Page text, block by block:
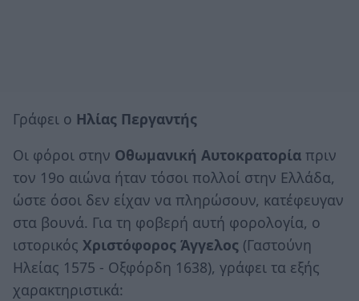
Γράφει ο Ηλίας Περγαντής
Οι φόροι στην Οθωμανική Αυτοκρατορία πριν
τον 19ο αιώνα ήταν τόσοι πολλοί στην Ελλάδα,
ώστε όσοι δεν είχαν να πληρώσουν, κατέφευγαν
στα βουνά. Για τη φοβερή αυτή φορολογία, ο
ιστορικός Χριστόφορος Άγγελος (Γαστούνη
Ηλείας 1575 - Οξφόρδη 1638), γράφει τα εξής
χαρακτηριστικά: